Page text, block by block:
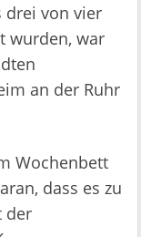
drei von vier
wurden, war
an der Ruhr
Wochenbett
dass es zu
der